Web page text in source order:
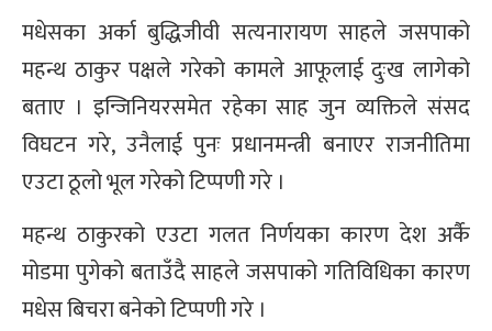
मधेसका अर्का बुद्धिजीवी सत्यनारायण साहले जसपाको
महन्थ ठाकुर पक्षले गरेको कामले आफूलाई दुःख लागेको
बताए । इन्जिनियरसमेत रहेका साह जुन व्यक्तिले संसद
विघटन गरे, उनैलाई पुनः प्रधानमन्त्री बनाएर राजनीतिमा
एउटा ठूलो भूल गरेको टिप्पणी गरे ।
महन्थ ठाकुरको एउटा गलत निर्णयका कारण देश अर्कै
मोडमा पुगेको बताउँदै साहले जसपाको गतिविधिका कारण
मधेस बिचरा बनेको टिप्पणी गरे ।